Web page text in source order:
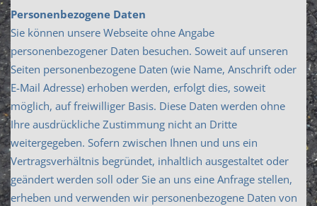
Personenbezogene Daten
Sie können unsere Webseite ohne Angabe
personenbezogener Daten besuchen. Soweit auf unseren
Seiten personenbezogene Daten (wie Name, Anschrift oder
E-Mail Adresse) erhoben werden, erfolgt dies, soweit
möglich, auf freiwilliger Basis. Diese Daten werden ohne
Ihre ausdrückliche Zustimmung nicht an Dritte
weitergegeben. Sofern zwischen Ihnen und uns ein
Vertragsverhältnis begründet, inhaltlich ausgestaltet oder
geändert werden soll oder Sie an uns eine Anfrage stellen,
erheben und verwenden wir personenbezogene Daten von